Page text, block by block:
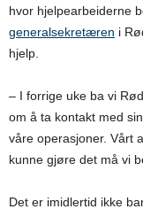
hvor hjelpearbeiderne
generalsekretæren i
hjelp.
– I forrige uke ba vi
om å ta kontakt med
våre operasjoner. Vårt
kunne gjøre det må vi
Det er imidlertid ikke